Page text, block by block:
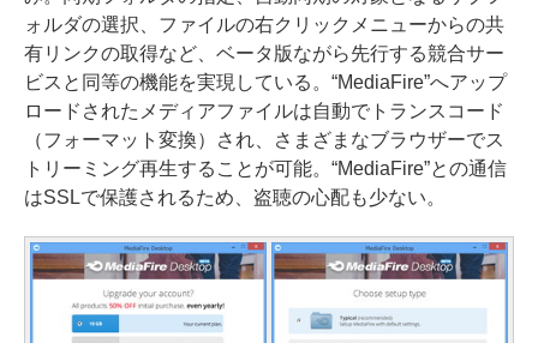
ォルダの選択、ファイルの右クリックメニューからの共
有リンクの取得など、ベータ版ながら先行する競合サー
ビスと同等の機能を実現している。“MediaFire”へアップ
ロードされたメディアファイルは自動でトランスコード
（フォーマット変換）され、さまざまなブラウザーでス
トリーミング再生することが可能。“MediaFire”との通信
はSSLで保護されるため、盗聴の心配も少ない。